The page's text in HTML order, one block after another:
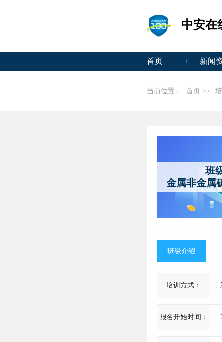
中安在
首页 新闻
当前位置： 首页 >>
班
班级介绍
培训方式：
报名开始时间：